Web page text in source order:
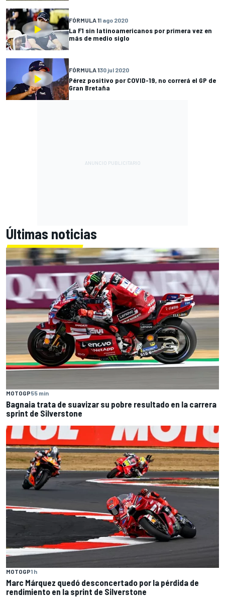
FÓRMULA 11 ago 2020
La F1 sin latinoamericanos por primera vez en
más de medio siglo
FÓRMULA 130 jul 2020
Pérez positivo por COVID-19, no correrá el GP de
Gran Bretaña
Últimas noticias
MOTOGP55 min
Bagnaia trata de suavizar su pobre resultado en la carrera
sprint de Silverstone
MOTOGP1 h
Marc Márquez quedó desconcertado por la pérdida de
rendimiento en la sprint de Silverstone